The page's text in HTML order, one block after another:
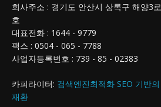
회사주소 : 경기도 안산시 상록구 해양3
호
대표전화 : 1644 - 9779
팩스 : 0504 - 065 - 7788
사업자등록번호 : 739 - 85 - 02383
카피라이터: 검색엔진최적화 SEO 기반
재환